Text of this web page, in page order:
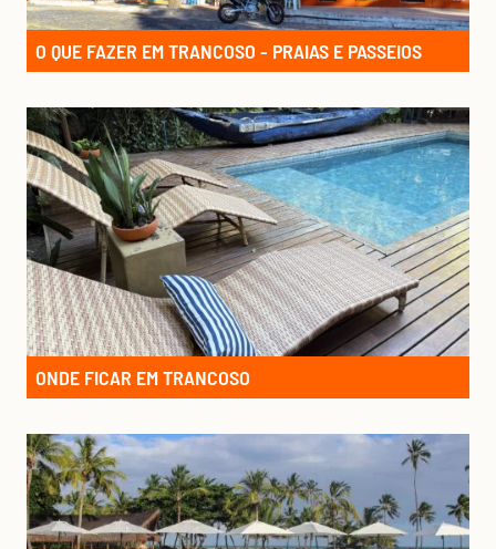
O QUE FAZER EM TRANCOSO - PRAIAS E PASSEIOS
ONDE FICAR EM TRANCOSO